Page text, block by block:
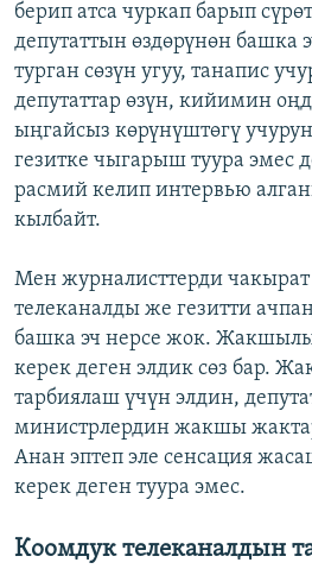
берип атса чуркап барып
депутаттын өздөрүнөн башка
турган сөзүн угуу, танапис
депутаттар өзүн, кийимин
ыңгайсыз көрүнүштөгү
гезитке чыгарыш туура эмес
расмий келип интервью
кылбайт.
Мен журналисттерди
телеканалды же гезитти
башка эч нерсе жок.
керек деген элдик сөз бар.
тарбиялаш үчүн элдин,
министрлердин жакшы
Анан эптеп эле сенсация
керек деген туура эмес.
Коомдук телеканалдын